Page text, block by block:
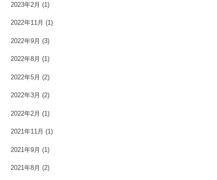
2023年2月 (1)
2022年11月 (1)
2022年9月 (3)
2022年8月 (1)
2022年5月 (2)
2022年3月 (2)
2022年2月 (1)
2021年11月 (1)
2021年9月 (1)
2021年8月 (2)